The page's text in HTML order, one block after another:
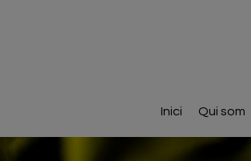
Inici Qui som